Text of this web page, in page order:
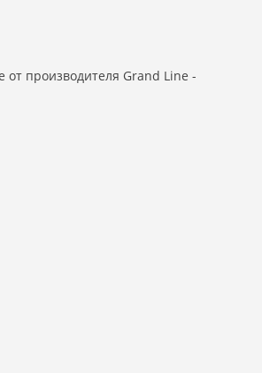
от производителя Grand Line -